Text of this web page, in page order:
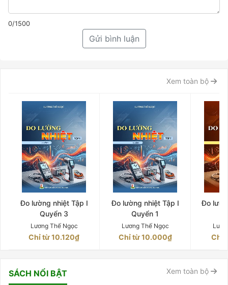
0/1500
Gửi bình luận
Xem toàn bộ
Đo lường nhiệt Tập I
Quyển 3
Lương Thế Ngọc
Chỉ từ 10.120₫
Đo lường nhiệt Tập I
Quyển 1
Lương Thế Ngọc
Chỉ từ 10.000₫
Đo
Chỉ
SÁCH NỔI BẬT Xem toàn bộ